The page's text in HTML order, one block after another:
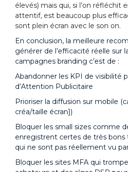
élevés) mais qui, si l’on réfléchit
attentif, est beaucoup plus
sont plein écran avec le son on.
En conclusion, la meilleure
générer de l’efficacité réelle sur
campagnes branding c’est de :
Abandonner les KPI de visibilité
d’Attention Publicitaire
Prioriser la diffusion sur mobile
créa/taille écran])
Bloquer les small sizes comme
enregistrent certes de très bons
qui ne sont pas réellement vu
Bloquer les sites MFA qui